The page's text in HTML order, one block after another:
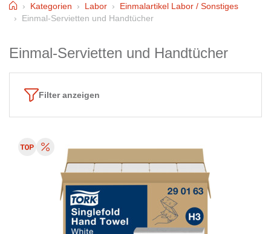
HomeKategorien Labor
Einmalartikel Labor / Sonstiges
Einmal-Servietten und Handtücher
Einmal-Servietten und Handtücher
Filter anzeigen